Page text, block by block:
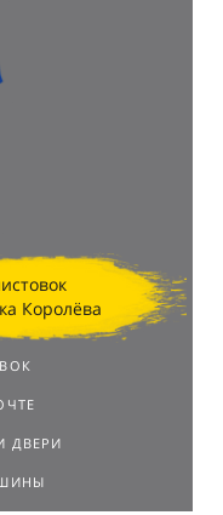
Королёва
ДВЕРИ